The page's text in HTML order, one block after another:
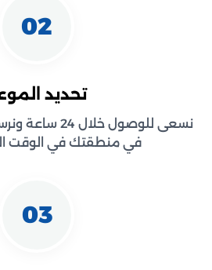
02
تحديد
نسعى للوصول
في منطقتك في الوقت
03